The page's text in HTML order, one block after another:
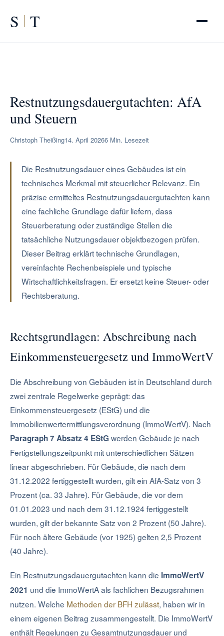
S T
Restnutzungsdauergutachten: AfA
und Steuern
Christoph Theißing14. April 20266 Min. Lesezeit
Die Restnutzungsdauer eines Gebäudes ist ein
technisches Merkmal mit steuerlicher Relevanz. Ein
präzise ermitteltes Restnutzungsdauergutachten kann
eine fachliche Grundlage dafür liefern, dass
Steuerberatung oder zuständige Stellen die
tatsächliche Nutzungsdauer objektbezogen prüfen.
Dieser Beitrag erklärt technische Grundlagen,
vereinfachte Rechenbeispiele und typische
Wirtschaftlichkeitsfragen. Er ersetzt keine Steuer- oder
Rechtsberatung.
Rechtsgrundlagen: Abschreibung nach
Einkommensteuergesetz und ImmoWertV
Die Abschreibung von Gebäuden ist in Deutschland durch
zwei zentrale Regelwerke geprägt: das
Einkommensteuergesetz (EStG) und die
Immobilienwertermittlungsverordnung (ImmoWertV). Nach
Paragraph 7 Absatz 4 EStG werden Gebäude je nach
Fertigstellungszeitpunkt mit unterschiedlichen Sätzen
linear abgeschrieben. Für Gebäude, die nach dem
31.12.2022 fertiggestellt wurden, gilt ein AfA-Satz von 3
Prozent (ca. 33 Jahre). Für Gebäude, die vor dem
01.01.2023 und nach dem 31.12.1924 fertiggestellt
wurden, gilt der bekannte Satz von 2 Prozent (50 Jahre).
Für noch ältere Gebäude (vor 1925) gelten 2,5 Prozent
(40 Jahre).
Ein Restnutzungsdauergutachten kann die ImmoWertV
2021 und die ImmoWertA als fachlichen Bezugsrahmen
nutzen. Welche Methoden der BFH zulässt, haben wir in
einem eigenen Beitrag zusammengestellt. Die ImmoWertV
enthält Regelungen zu Gesamtnutzungsdauer und